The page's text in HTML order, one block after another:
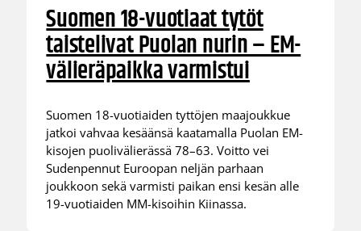
Suomen 18-vuotiaat tytöt
taistelivat Puolan nurin – EM-
välieräpaikka varmistui
Suomen 18-vuotiaiden tyttöjen maajoukkue
jatkoi vahvaa kesäänsä kaatamalla Puolan EM-
kisojen puolivälierässä 78–63. Voitto vei
Sudenpennut Euroopan neljän parhaan
joukkoon sekä varmisti paikan ensi kesän alle
19-vuotiaiden MM-kisoihin Kiinassa.